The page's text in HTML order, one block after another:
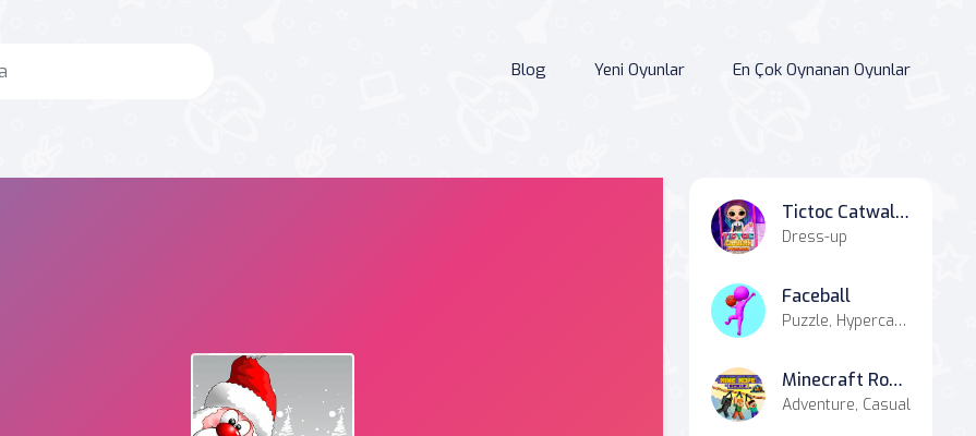
Blog Yeni Oyunlar En Çok Oynanan Oyunlar
Tictoc Catwalk Fashion
Dress-up
Faceball
Puzzle, Hypercasual, Basketball
Minecraft Rope Rescue
Adventure, Casual